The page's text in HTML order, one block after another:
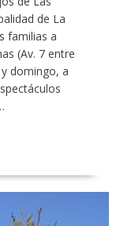
de La
familias a
(Av. 7 entre
domingo, a